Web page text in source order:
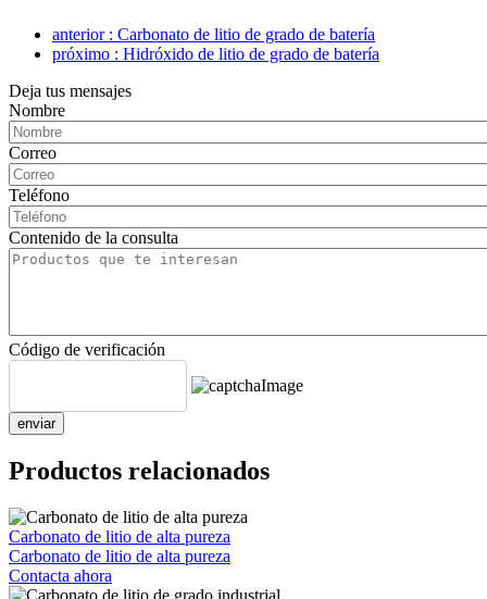
anterior : Carbonato de litio de grado de batería
próximo : Hidróxido de litio de grado de batería
Deja tus mensajes
Nombre
Correo
Teléfono
Contenido de la consulta
Código de verificación
enviar
Productos relacionados
Carbonato de litio de alta pureza
Carbonato de litio de alta pureza
Contacta ahora